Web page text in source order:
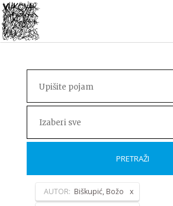
Izaberi sve
PRETRAŽI
AUTOR: Biškupić, Božo